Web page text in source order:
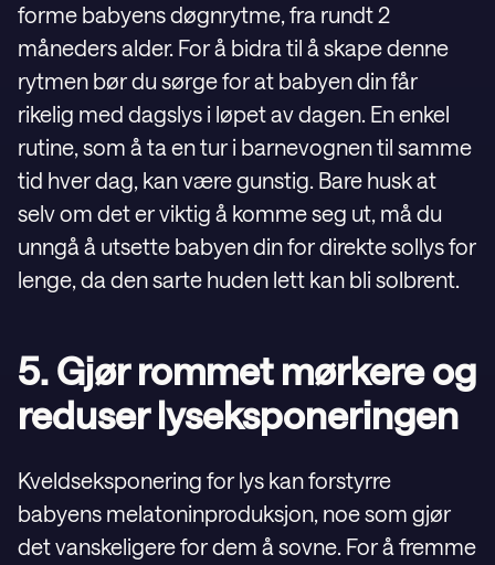
forme babyens døgnrytme, fra rundt 2
måneders alder. For å bidra til å skape denne
rytmen bør du sørge for at babyen din får
rikelig med dagslys i løpet av dagen. En enkel
rutine, som å ta en tur i barnevognen til samme
tid hver dag, kan være gunstig. Bare husk at
selv om det er viktig å komme seg ut, må du
unngå å utsette babyen din for direkte sollys for
lenge, da den sarte huden lett kan bli solbrent.
5. Gjør rommet mørkere og
reduser lyseksponeringen
Kveldseksponering for lys kan forstyrre
babyens melatoninproduksjon, noe som gjør
det vanskeligere for dem å sovne. For å fremme